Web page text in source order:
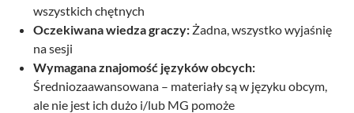
wszystkich chętnych
Oczekiwana wiedza graczy: Żadna, wszystko wyjaśnię
na sesji
Wymagana znajomość języków obcych:
Średniozaawansowana – materiały są w języku obcym,
ale nie jest ich dużo i/lub MG pomoże